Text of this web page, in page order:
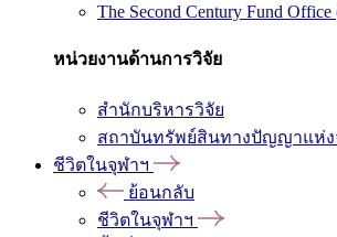
The Second Century Fund Office
หน่วยงานด้านการวิจัย
สำนักบริหารวิจัย
สถาบันทรัพย์สินทางปัญญาแห่ง
ชีวิตในจุฬาฯ
ย้อนกลับ
ชีวิตในจุฬาฯ